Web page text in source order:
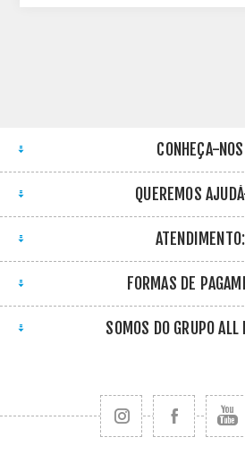
CONHEÇA-NOS
QUEREMOS
ATENDIMENTO:
FORMAS DE
SOMOS DO GRUPO ALL